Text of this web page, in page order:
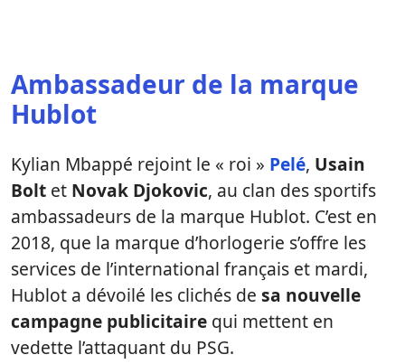
Ambassadeur de la marque
Hublot
Kylian Mbappé rejoint le « roi » Pelé, Usain
Bolt et Novak Djokovic, au clan des sportifs
ambassadeurs de la marque Hublot. C’est en
2018, que la marque d’horlogerie s’offre les
services de l’international français et mardi,
Hublot a dévoilé les clichés de sa nouvelle
campagne publicitaire qui mettent en
vedette l’attaquant du PSG.